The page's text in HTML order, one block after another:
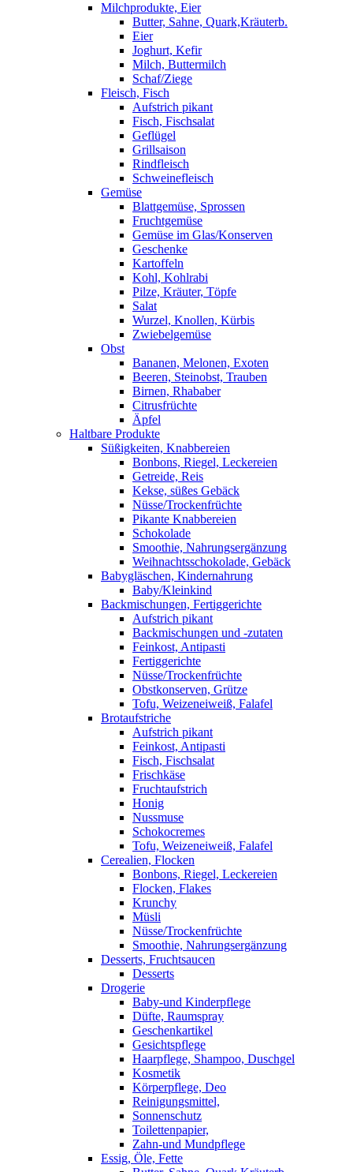
Milchprodukte, Eier
Butter, Sahne, Quark,Kräuterb.
Eier
Joghurt, Kefir
Milch, Buttermilch
Schaf/Ziege
Fleisch, Fisch
Aufstrich pikant
Fisch, Fischsalat
Geflügel
Grillsaison
Rindfleisch
Schweinefleisch
Gemüse
Blattgemüse, Sprossen
Fruchtgemüse
Gemüse im Glas/Konserven
Geschenke
Kartoffeln
Kohl, Kohlrabi
Pilze, Kräuter, Töpfe
Salat
Wurzel, Knollen, Kürbis
Zwiebelgemüse
Obst
Bananen, Melonen, Exoten
Beeren, Steinobst, Trauben
Birnen, Rhababer
Citrusfrüchte
Äpfel
Haltbare Produkte
Süßigkeiten, Knabbereien
Bonbons, Riegel, Leckereien
Getreide, Reis
Kekse, süßes Gebäck
Nüsse/Trockenfrüchte
Pikante Knabbereien
Schokolade
Smoothie, Nahrungsergänzung
Weihnachtsschokolade, Gebäck
Babygläschen, Kindernahrung
Baby/Kleinkind
Backmischungen, Fertiggerichte
Aufstrich pikant
Backmischungen und -zutaten
Feinkost, Antipasti
Fertiggerichte
Nüsse/Trockenfrüchte
Obstkonserven, Grütze
Tofu, Weizeneiweiß, Falafel
Brotaufstriche
Aufstrich pikant
Feinkost, Antipasti
Fisch, Fischsalat
Frischkäse
Fruchtaufstrich
Honig
Nussmuse
Schokocremes
Tofu, Weizeneiweiß, Falafel
Cerealien, Flocken
Bonbons, Riegel, Leckereien
Flocken, Flakes
Krunchy
Müsli
Nüsse/Trockenfrüchte
Smoothie, Nahrungsergänzung
Desserts, Fruchtsaucen
Desserts
Drogerie
Baby-und Kinderpflege
Düfte, Raumspray
Geschenkartikel
Gesichtspflege
Haarpflege, Shampoo, Duschgel
Kosmetik
Körperpflege, Deo
Reinigungsmittel,
Sonnenschutz
Toilettenpapier,
Zahn-und Mundpflege
Essig, Öle, Fette